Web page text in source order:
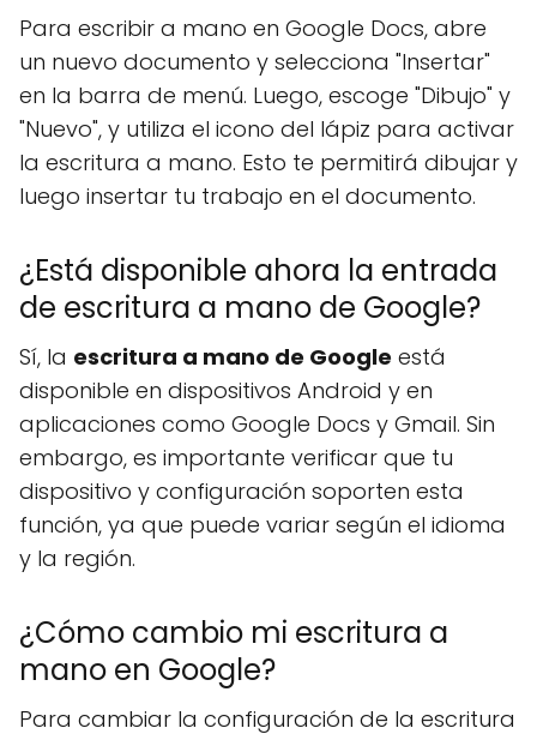
Para escribir a mano en Google Docs, abre
un nuevo documento y selecciona "Insertar"
en la barra de menú. Luego, escoge "Dibujo" y
"Nuevo", y utiliza el icono del lápiz para activar
la escritura a mano. Esto te permitirá dibujar y
luego insertar tu trabajo en el documento.
¿Está disponible ahora la entrada
de escritura a mano de Google?
Sí, la escritura a mano de Google está
disponible en dispositivos Android y en
aplicaciones como Google Docs y Gmail. Sin
embargo, es importante verificar que tu
dispositivo y configuración soporten esta
función, ya que puede variar según el idioma
y la región.
¿Cómo cambio mi escritura a
mano en Google?
Para cambiar la configuración de la escritura